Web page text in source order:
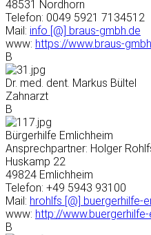
48531 Nordhorn
Telefon: 0049 5921 7134512
Mail: info [@] braus-gmbh.de
www: https://www.braus-
B
Dr. med. dent. Markus Bültel
Zahnarzt
B
Bürgerhilfe Emlichheim
Ansprechpartner: Holger
Huskamp 22
49824 Emlichheim
Telefon: +49 5943 93100
Mail: hrohlfs [@] buergerhilfe-
www: http://
B